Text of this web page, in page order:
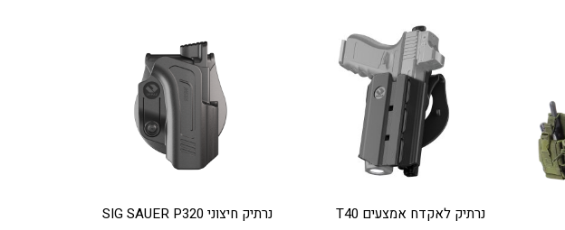
נרתיק לאקדח אמצעים T40 נרתיק חיצוני SIG SAUER P320